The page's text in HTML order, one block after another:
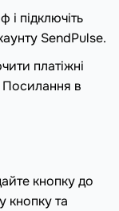
і підключіть
SendPulse.
платіжні
Посилання в
кнопку до
кнопку та